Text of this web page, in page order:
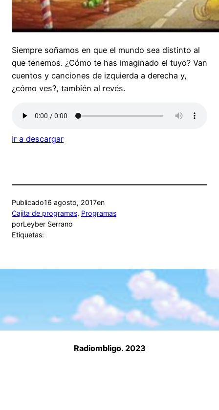
Siempre soñamos en que el mundo sea distinto al
que tenemos. ¿Cómo te has imaginado el tuyo? Van
cuentos y canciones de izquierda a derecha y,
¿cómo ves?, también al revés.
Ir a descargar
Publicado16 agosto, 2017en
Cajita de programas, Programas
porLeyber Serrano
Etiquetas:
Radiombligo. 2023